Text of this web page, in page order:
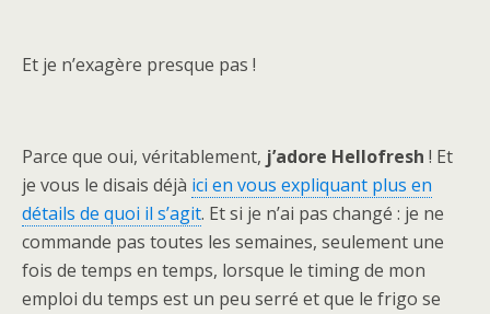
Et je n’exagère presque pas !
Parce que oui, véritablement, j’adore Hellofresh ! Et
je vous le disais déjà ici en vous expliquant plus en
détails de quoi il s’agit. Et si je n’ai pas changé : je ne
commande pas toutes les semaines, seulement une
fois de temps en temps, lorsque le timing de mon
emploi du temps est un peu serré et que le frigo se